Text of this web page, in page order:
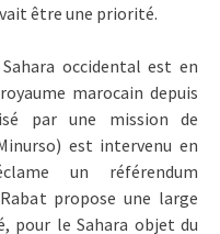
être une priorité.
occidental est en
marocain depuis
par une mission de
est intervenu en
un référendum
propose une large
pour le Sahara objet du